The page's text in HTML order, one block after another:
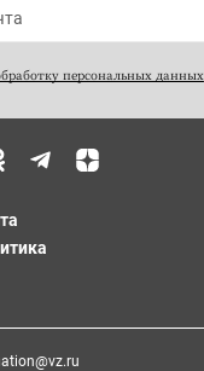
персональных данных